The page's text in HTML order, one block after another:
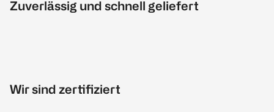
Zuverlässig und schnell geliefert
Wir sind zertifiziert